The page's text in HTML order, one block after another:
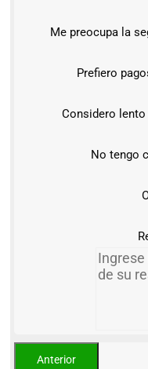
Me preocupa la
Prefiero
Considero
No tengo